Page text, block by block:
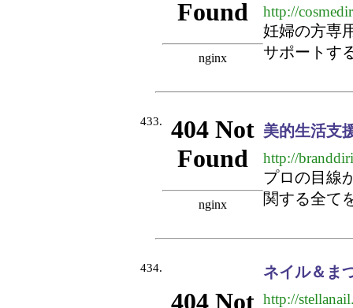
http://
妊婦の方専
サポートす
433.
美的生活支
http://
プロの目線
関する全て
434. ネイル＆ま
http://